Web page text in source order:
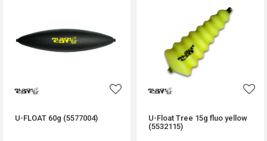
U-FLOAT 60g (5577004)
U-Float Tree 15g fluo yellow
(5532115)